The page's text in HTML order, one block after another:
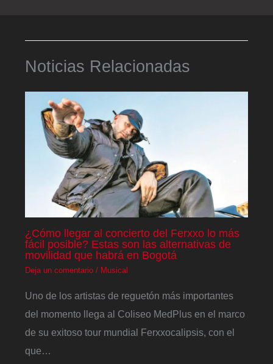
Noticias Relacionadas
¿Cómo llegar al concierto del Ferxxo lo más
fácil posible? Estas son las alternativas de
movilidad que habrá en Bogotá
Deja un comentario / Musical
Uno de los artistas de reguetón más importantes
del momento llega al Coliseo MedPlus en el marco
de su exitoso tour mundial Ferxxocalipsis, con el
que…